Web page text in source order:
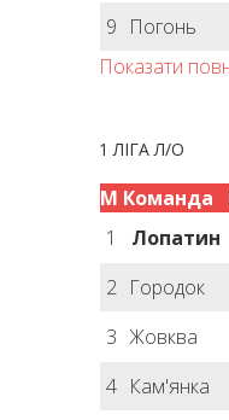
9 Погонь
Показати
1 ЛІГА Л/О
М Команда
1
Лопатин
2 Городок
3 Жовква
4 Кам'янка